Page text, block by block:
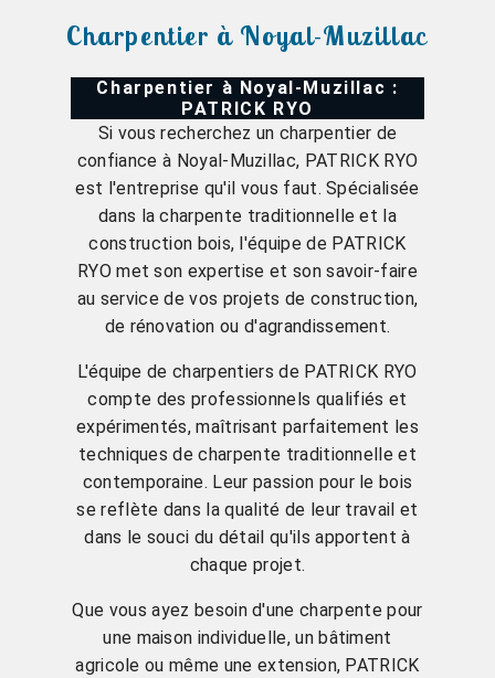
Charpentier à Noyal-Muzillac
Charpentier à Noyal-Muzillac :
PATRICK RYO
Si vous recherchez un charpentier de
confiance à Noyal-Muzillac, PATRICK RYO
est l'entreprise qu'il vous faut. Spécialisée
dans la charpente traditionnelle et la
construction bois, l'équipe de PATRICK
RYO met son expertise et son savoir-faire
au service de vos projets de construction,
de rénovation ou d'agrandissement.
L'équipe de charpentiers de PATRICK RYO
compte des professionnels qualifiés et
expérimentés, maîtrisant parfaitement les
techniques de charpente traditionnelle et
contemporaine. Leur passion pour le bois
se reflète dans la qualité de leur travail et
dans le souci du détail qu'ils apportent à
chaque projet.
Que vous ayez besoin d'une charpente pour
une maison individuelle, un bâtiment
agricole ou même une extension, PATRICK